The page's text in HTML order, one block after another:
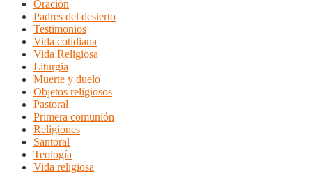
Oración
Padres del desierto
Testimonios
Vida cotidiana
Vida Religiosa
Liturgia
Muerte y duelo
Objetos religiosos
Pastoral
Primera comunión
Religiones
Santoral
Teología
Vida religiosa